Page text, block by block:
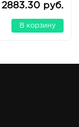
2883.30 руб.
В корзину